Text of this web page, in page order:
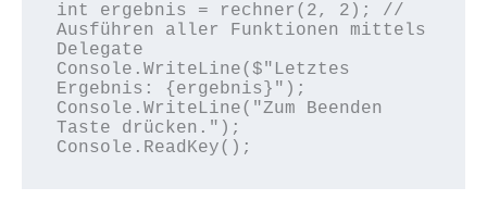
int ergebnis = rechner(2, 2); //
Ausführen aller Funktionen mittels
Delegate
Console.WriteLine($"Letztes
Ergebnis: {ergebnis}");
Console.WriteLine("Zum Beenden
Taste drücken.");
Console.ReadKey();